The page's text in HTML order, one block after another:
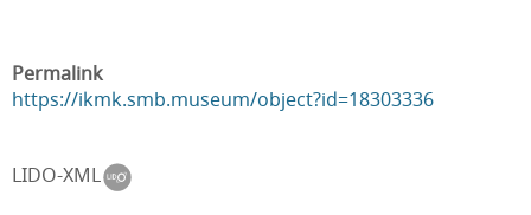
Permalink
https://ikmk.smb.museum/object?id=18303336
LIDO-XML